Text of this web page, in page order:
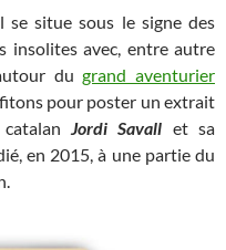
se situe sous le signe des
insolites avec, entre autre
dugrand aventurier
pour poster un extrait
Jordi Savall et sa
en 2015, à une partie du